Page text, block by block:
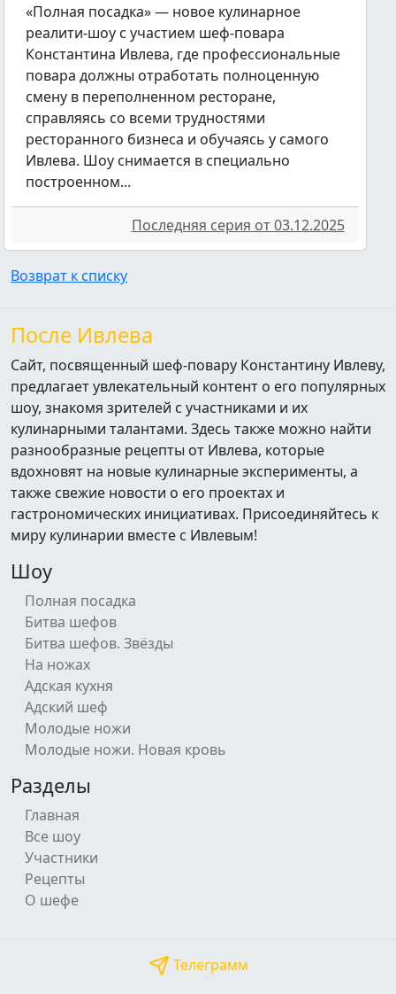
«Полная посадка» — новое кулинарное
реалити-шоу с участием шеф-повара
Константина Ивлева, где профессиональные
повара должны отработать полноценную
смену в переполненном ресторане,
справляясь со всеми трудностями
ресторанного бизнеса и обучаясь у самого
Ивлева. Шоу снимается в специально
построенном...
Последняя серия от 03.12.2025
Возврат к списку
После Ивлева
Сайт, посвященный шеф-повару Константину Ивлеву,
предлагает увлекательный контент о его популярных
шоу, знакомя зрителей с участниками и их
кулинарными талантами. Здесь также можно найти
разнообразные рецепты от Ивлева, которые
вдохновят на новые кулинарные эксперименты, а
также свежие новости о его проектах и
гастрономических инициативах. Присоединяйтесь к
миру кулинарии вместе с Ивлевым!
Шоу
Полная посадка
Битва шефов
Битва шефов. Звёзды
На ножах
Адская кухня
Адский шеф
Молодые ножи
Молодые ножи. Новая кровь
Разделы
Главная
Все шоу
Участники
Рецепты
О шефе
Телеграмм